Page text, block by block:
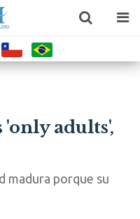
'only adults',
madura porque su